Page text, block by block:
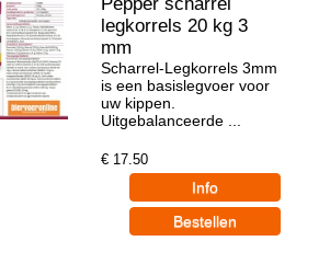
legkorrels 20 kg 3
mm
Scharrel-Legkorrels 3mm
is een basislegvoer voor
uw kippen.
Uitgebalanceerde ...
€ 17.50